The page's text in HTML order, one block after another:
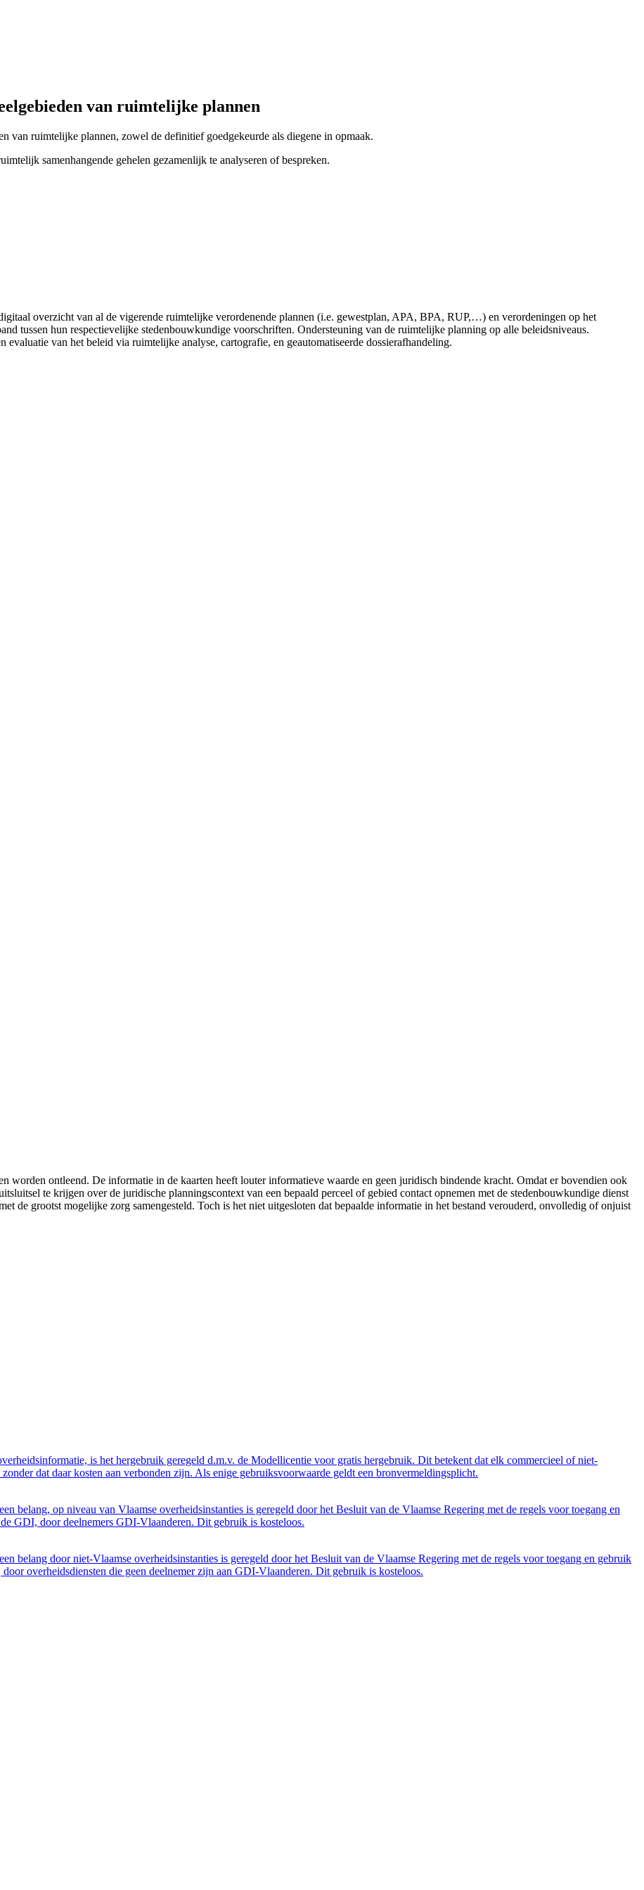
van ruimtelijke plannen
van ruimtelijke plannen, zowel de definitief goedgekeurde als diegene in opmaak.
samenhangende gehelen gezamenlijk te analyseren of bespreken.
overzicht van al de vigerende ruimtelijke verordenende plannen (i.e. gewestplan, APA, BPA, RUP,…) en verordeningen op het
tussen hun respectievelijke stedenbouwkundige voorschriften. Ondersteuning van de ruimtelijke planning op alle beleidsniveaus.
van het beleid via ruimtelijke analyse, cartografie, en geautomatiseerde dossierafhandeling.
worden ontleend. De informatie in de kaarten heeft louter informatieve waarde en geen juridisch bindende kracht. Omdat er bovendien ook
te krijgen over de juridische planningscontext van een bepaald perceel of gebied contact opnemen met de stedenbouwkundige dienst
de grootst mogelijke zorg samengesteld. Toch is het niet uitgesloten dat bepaalde informatie in het bestand verouderd, onvolledig of onjuist
is het hergebruik geregeld d.m.v. de Modellicentie voor gratis hergebruik. Dit betekent dat elk commercieel of niet-
dat daar kosten aan verbonden zijn. Als enige gebruiksvoorwaarde geldt een bronvermeldingsplicht.
belang, op niveau van Vlaamse overheidsinstanties is geregeld door het Besluit van de Vlaamse Regering met de regels voor toegang en
GDI, door deelnemers GDI-Vlaanderen. Dit gebruik is kosteloos.
belang door niet-Vlaamse overheidsinstanties is geregeld door het Besluit van de Vlaamse Regering met de regels voor toegang en gebruik
overheidsdiensten die geen deelnemer zijn aan GDI-Vlaanderen. Dit gebruik is kosteloos.